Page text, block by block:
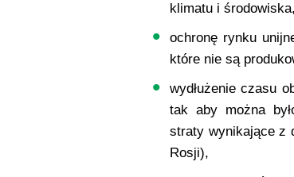
klimatu i
ochronę rynku
które nie są
wydłużenie czasu
tak aby można
straty wynikające z
Rosji),